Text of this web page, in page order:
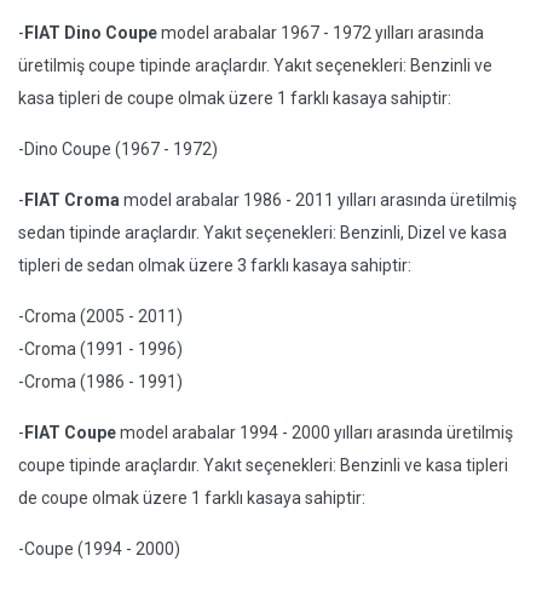
- FIAT Dino Coupemodel arabalar 1967 - 1972 yılları arasında
üretilmiş coupe tipinde araçlardır. Yakıt seçenekleri: Benzinli ve
kasa tipleri de coupe olmak üzere 1 farklı kasaya sahiptir:
-Dino Coupe (1967 - 1972)
- FIAT Croma model arabalar 1986 - 2011 yılları arasında üretilmiş
sedan tipinde araçlardır. Yakıt seçenekleri: Benzinli, Dizel ve kasa
tipleri de sedan olmak üzere 3 farklı kasaya sahiptir:
-Croma (2005 - 2011)
-Croma (1991 - 1996)
-Croma (1986 - 1991)
- FIAT Coupemodel arabalar 1994 - 2000 yılları arasında üretilmiş
coupe tipinde araçlardır. Yakıt seçenekleri: Benzinli ve kasa tipleri
de coupe olmak üzere 1 farklı kasaya sahiptir:
-Coupe (1994 - 2000)